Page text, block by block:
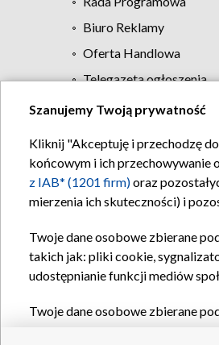
Biuro Reklamy
Oferta Handlowa
Telegazeta ogłoszenia
Szanujemy Twoją prywatność
Kliknij "Akceptuję i przechodzę
końcowym i ich przechowywanie
z IAB* (1201 firm)oraz
mierzenia ich skuteczności) i
Twoje dane osobowe zbierane
takich jak: pliki cookie,
udostępnianie funkcji mediów
Twoje dane osobowe zbierane